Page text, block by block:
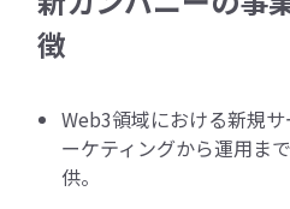
徴
Web3領域における新規
ーケティングから運用ま
供。